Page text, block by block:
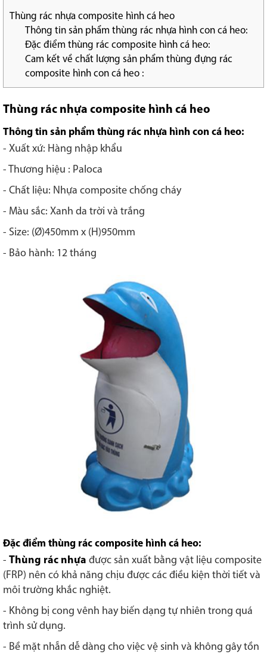
Thùng rác nhựa composite hình cá heo
Thông tin sản phẩm thùng rác nhựa hình con cá heo:
Đặc điểm thùng rác composite hình cá heo:
Cam kết về chất lượng sản phẩm thùng đựng rác
composite hình con cá heo :
Thùng rác nhựa composite hình cá heo
Thông tin sản phẩm thùng rác nhựa hình con cá heo:
- Xuất xứ: Hàng nhập khẩu
- Thương hiệu : Paloca
- Chất liệu: Nhựa composite chống cháy
- Màu sắc: Xanh da trời và trắng
- Size: (Ø)450mm x (H)950mm
- Bảo hành: 12 tháng
Đặc điểm thùng rác composite hình cá heo:
- Thùng rác nhựa được sản xuất bằng vật liệu composite
(FRP) nên có khả năng chịu được các điều kiện thời tiết và
môi trường khắc nghiệt.
- Không bị cong vênh hay biến dạng tự nhiên trong quá
trình sử dụng.
- Bề mặt nhẵn dễ dàng cho việc vệ sinh và không gây tồn